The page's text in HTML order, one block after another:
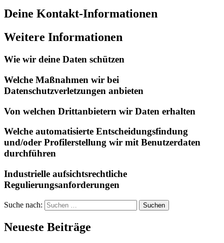
Deine Kontakt-Informationen
Weitere Informationen
Wie wir deine Daten schützen
Welche Maßnahmen wir bei
Datenschutzverletzungen anbieten
Von welchen Drittanbietern wir Daten erhalten
Welche automatisierte Entscheidungsfindung
und/oder Profilerstellung wir mit Benutzerdaten
durchführen
Industrielle aufsichtsrechtliche
Regulierungsanforderungen
Suche nach: Suchen
Neueste Beiträge